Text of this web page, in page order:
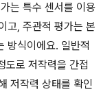
는 특수 센서를 이용
고, 주관적 평가는 본
방식이에요. 일반적
도로 저작력을 간접
저작력 상태를 확인